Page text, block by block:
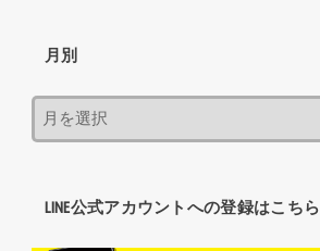
月別
LINE公式アカウントへの登録はこちら